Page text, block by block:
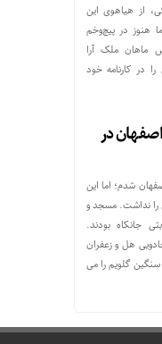
خرداد ۱۴۰۵، در ۳۸سالگی، از هیاهوی این
هنوز در پیچ‌وخم
ماهان ملک آرا
در کارنامه خود
در
شدم؛ اما این
نداشت. مسجد و
جانکاه بودند.
هل و زعفران
گلویم را می